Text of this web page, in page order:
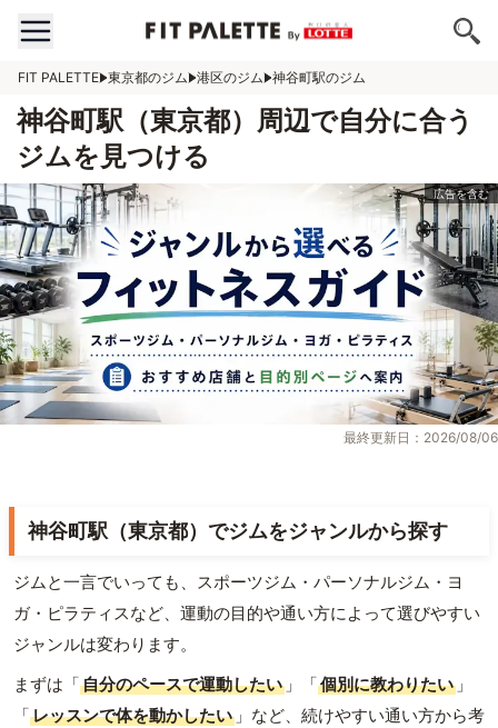
FIT PALETTE 東京都のジム 港区のジム 神谷町駅のジム
神谷町駅（東京都）周辺で自分に合う
ジムを見つける
最終更新日：2026/08/06
神谷町駅（東京都）でジムをジャンルから探す
ジムと一言でいっても、スポーツジム・パーソナルジム・ヨ
ガ・ピラティスなど、運動の目的や通い方によって選びやすい
ジャンルは変わります。
まずは「自分のペースで運動したい 」「個別に教わりたい 」
「レッスンで体を動かしたい 」など、続けやすい通い方から考